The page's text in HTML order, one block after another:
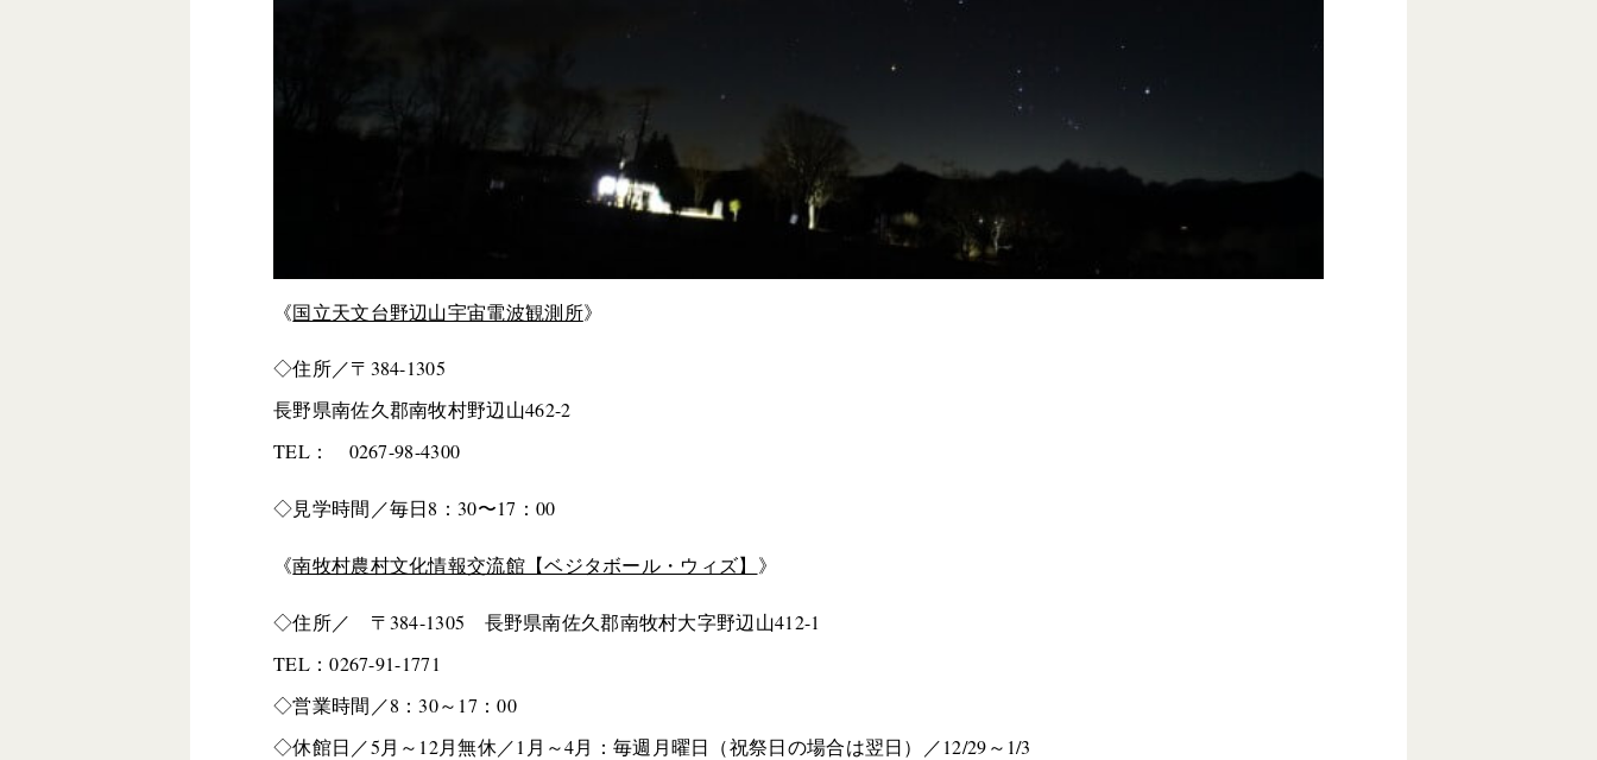
《国立天文台野辺山宇宙電波観測所》
◇住所／〒384-1305
長野県南佐久郡南牧村野辺山462-2
TEL： 0267-98-4300
◇見学時間／毎日8：30〜17：00
《南牧村農村文化情報交流館【ベジタボール・ウィズ】 》
◇住所／ 〒384-1305 長野県南佐久郡南牧村大字野辺山412-1
TEL：0267-91-1771
◇営業時間／8：30～17：00
◇休館日／5月～12月無休／1月～4月：毎週月曜日（祝祭日の場合は翌日）／12/29～1/3